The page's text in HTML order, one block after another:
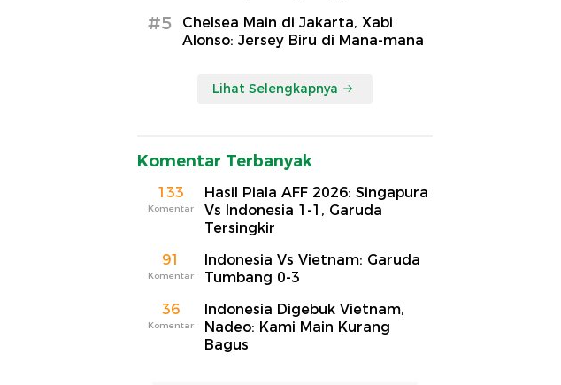
#5
Chelsea Main di Jakarta, Xabi
Alonso: Jersey Biru di Mana-mana
Lihat Selengkapnya
Komentar Terbanyak
133
Komentar
Hasil Piala AFF 2026: Singapura
Vs Indonesia 1-1, Garuda
Tersingkir
91
Komentar
Indonesia Vs Vietnam: Garuda
Tumbang 0-3
36
Komentar
Indonesia Digebuk Vietnam,
Nadeo: Kami Main Kurang
Bagus